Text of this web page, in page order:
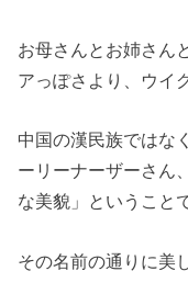
お母さんとお姉さん
アっぽさより、ウイ
中国の漢民族ではな
ーリーナーザーさん
な美貌」ということ
その名前の通りに美